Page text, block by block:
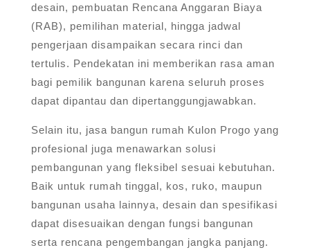
desain, pembuatan Rencana Anggaran Biaya
(RAB), pemilihan material, hingga jadwal
pengerjaan disampaikan secara rinci dan
tertulis. Pendekatan ini memberikan rasa aman
bagi pemilik bangunan karena seluruh proses
dapat dipantau dan dipertanggungjawabkan.
Selain itu, jasa bangun rumah Kulon Progo yang
profesional juga menawarkan solusi
pembangunan yang fleksibel sesuai kebutuhan.
Baik untuk rumah tinggal, kos, ruko, maupun
bangunan usaha lainnya, desain dan spesifikasi
dapat disesuaikan dengan fungsi bangunan
serta rencana pengembangan jangka panjang.